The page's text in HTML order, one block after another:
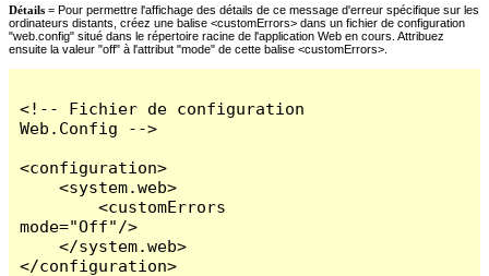
Détails = Pour permettre l'affichage des détails de ce message d'erreur spécifique sur les
ordinateurs distants, créez une balise <customErrors> dans un fichier de configuration
"web.config" situé dans le répertoire racine de l'application Web en cours. Attribuez
ensuite la valeur "off" à l'attribut "mode" de cette balise <customErrors>.
<!-- Fichier de configuration
Web.Config -->
<configuration>
    <system.web>
        <customErrors
mode="Off"/>
    </system.web>
</configuration>